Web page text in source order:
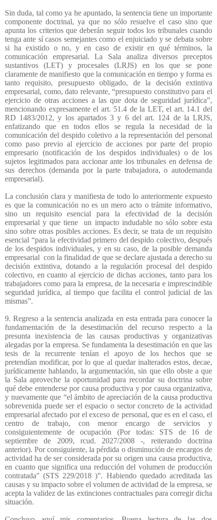
Sin duda, tal como ya he apuntado, la sentencia tiene un importante
componente doctrinal, ya que no sólo resuelve el caso sino que
apunta los criterios que deberán seguir todos los tribunales cuando
tenga ante sí casos semejantes como el enjuiciado y se debata sobre
si ha existido o no, y en caso de existir en qué términos, la
comunicación empresarial. La Sala analiza diversos preceptos
sustantivos (LET) y procesales (LRJS) en los que se pone
claramente de manifiesto que la comunicación en tiempo y forma es
tanto requisito, presupuesto obligado, de la decisión extintiva
empresarial, como, dato relevante, “presupuesto constitutivo para el
ejercicio de otras acciones a las que dota de seguridad jurídica”,
mencionando expresamente el art. 51.4 de la LET, el art. 14.1 del
RD 1483/2012, y los apartados 3 y 6 del art. 124 de la LRJS,
enfatizando que en todos ellos se regula la necesidad de la
comunicación del despido coletivo a la representación del personal
como paso previo al ejercicio de acciones por parte del propio
empresario (notificación de los despidos individuales) o de los
sujetos legitimados para accionar ante los tribunales en defensa de
sus derechos (demanda por la parte trabajadora, o autodemanda
empresarial).
La conclusión clara y manifiesta de todo lo anteriormente expuesto
es que la comunicación no es un mero acto o trámite informativo,
sino un requisito esencial para la efectividad de la decisión
empresarial y que tiene
un impacto indudable no sólo sobre esta
sino sobre otras posibles acciones. Es decir, se trata de un requisito
esencial “para la efectividad primero del despido colectivo, después
de los despidos individuales, y en su caso, de la posible demanda
empresarial con la finalidad de que se declare ajustada a derecho su
decisión extintiva, dotando a la regulación procesal del despido
colectivo, en cuanto al ejercicio de dichas acciones, tanto para los
trabajadores como para la empresa, de la necesaria e imprescindible
seguridad jurídica, al tiempo que facilita el control judicial de las
mismas”.
9. Regreso a la sentencia analizada en esta entrada para conocer la
fundamentación de la desestimación del recurso respecto a la
presunta inexistencia de las causas productivas y organizativas
alegadas por la empresa. Se fundamenta la desestimación en que las
tesis de la recurrente tenían el apoyo de los hechos que se
pretendían modificar, por lo que al quedar inalterados estos, decae,
jurídicamente hablando, la argumentación, sin que ello obste a que
la Sala aproveche la oportunidad para recordar su doctrina sobre
qué debe entenderse por causa productiva y por causa organizativa,
y nuevamente que “el ámbito de apreciación de la causa productiva
sobrevenida puede ser el espacio o sector concreto de la actividad
empresarial afectado por el exceso de personal, que es en el caso, el
centro de trabajo, con menor encargo de servicios y
consiguientemente de ocupación (Por todas: STS de 16 de
septiembre de 2009, rcud. 2027/2008 -, reiterando doctrina
anterior). Por consiguiente, la pérdida o disminución de encargos de
actividad ha de ser considerada por su origen una causa productiva,
en cuanto que significa una reducción del volumen de producción
contratada" (STS 229/2018 )”. Habiendo quedado acreditada las
causas y su impacto sobre el volumen de actividad de la empresa, se
acepta la validez de las extinciones contractuales para corregir dicha
situación.